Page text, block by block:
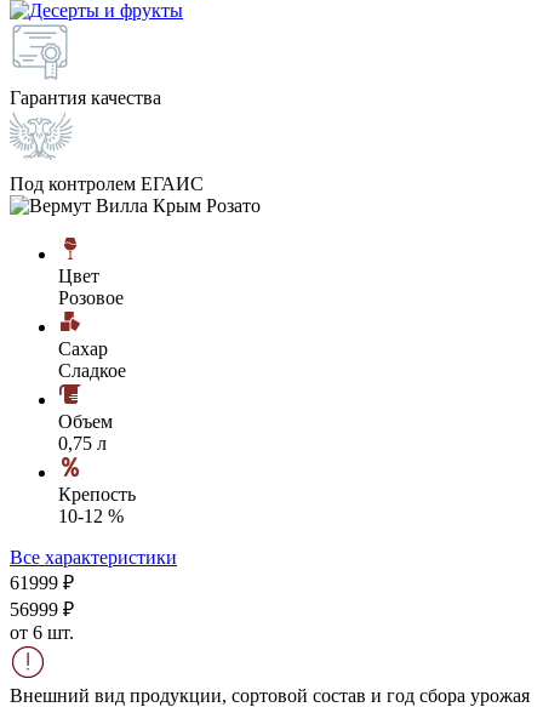
Гарантия качества
Под контролем ЕГАИС
Цвет
Розовое
Сахар
Сладкое
Объем
0,75 л
Крепость
10-12 %
Все характеристики
61999 ₽
56999 ₽
от 6 шт.
Внешний вид продукции, сортовой состав и год сбора урожая